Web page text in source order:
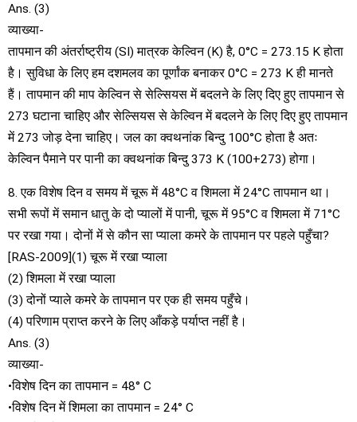
Ans. (3)
व्याख्या-
तापमान की अंतर्राष्ट्रीय (SI) मात्रक केल्विन (K) है, 0°C = 273.15 K होता
है। सुविधा के लिए हम दशमलव का पूर्णांक बनाकर 0°C = 273 K ही मानते
हैं। तापमान की माप केल्विन से सेल्सियस में बदलने के लिए दिए हुए तापमान से
273 घटाना चाहिए और सेल्सियस से केल्विन में बदलने के लिए दिए हुए तापमान
में 273 जोड़ देना चाहिए। जल का क्वथनांक बिन्दु 100°C होता है अतः
केल्विन पैमाने पर पानी का क्वथनांक बिन्दु 373 K (100+273) होगा।
8. एक विशेष दिन व समय में चूरू में 48°C व शिमला में 24°C तापमान था।
सभी रूपों में समान धातु के दो प्यालों में पानी, चूरू में 95°C व शिमला में 71°C
पर रखा गया। दोनों में से कौन सा प्याला कमरे के तापमान पर पहले पहुँचा?
[RAS-2009](1) चूरू में रखा प्याला
(2) शिमला में रखा प्याला
(3) दोनों प्याले कमरे के तापमान पर एक ही समय पहुँचे।
(4) परिणाम प्राप्त करने के लिए आँकड़े पर्याप्त नहीं है।
Ans. (3)
व्याख्या-
•विशेष दिन का तापमान = 48° C
•विशेष दिन में शिमला का तापमान = 24° C